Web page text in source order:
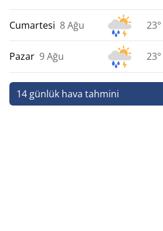
Cumartesi 8 Ağu 23°
Pazar 9 Ağu 23°
14 günlük hava tahmini